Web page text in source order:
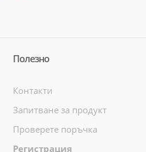
Полезно
Контакти
Запитване за продукт
Проверете поръчка
Регистрация